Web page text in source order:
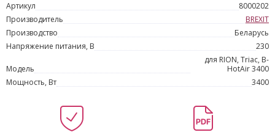
Артикул
8000202
Производитель
BREXIT
Производство
Беларусь
Напряжение питания, В
230
Модель
для RION, Triac, B-
HotAir 3400
Мощность, Вт
3400